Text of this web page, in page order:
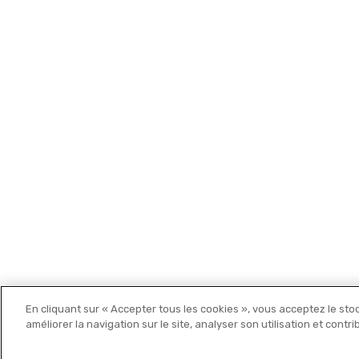
Michelin Editions
En cliquant sur « Accepter tous les cookies », vous acceptez le
améliorer la navigation sur le site, analyser son utilisation et